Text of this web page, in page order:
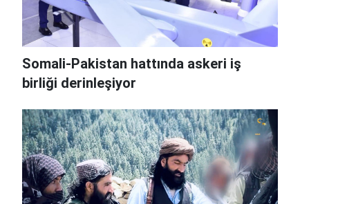
Somali-Pakistan hattında askeri iş
birliği derinleşiyor